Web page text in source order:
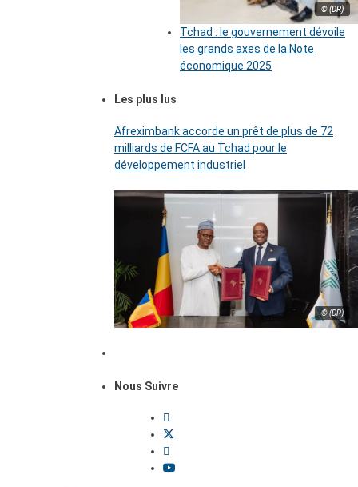
© (DR)
Tchad : le gouvernement dévoile
les grands axes de la Note
économique 2025
Les plus lus
Afreximbank accorde un prêt de plus de 72
milliards de FCFA au Tchad pour le
développement industriel
© (DR)
Nous Suivre